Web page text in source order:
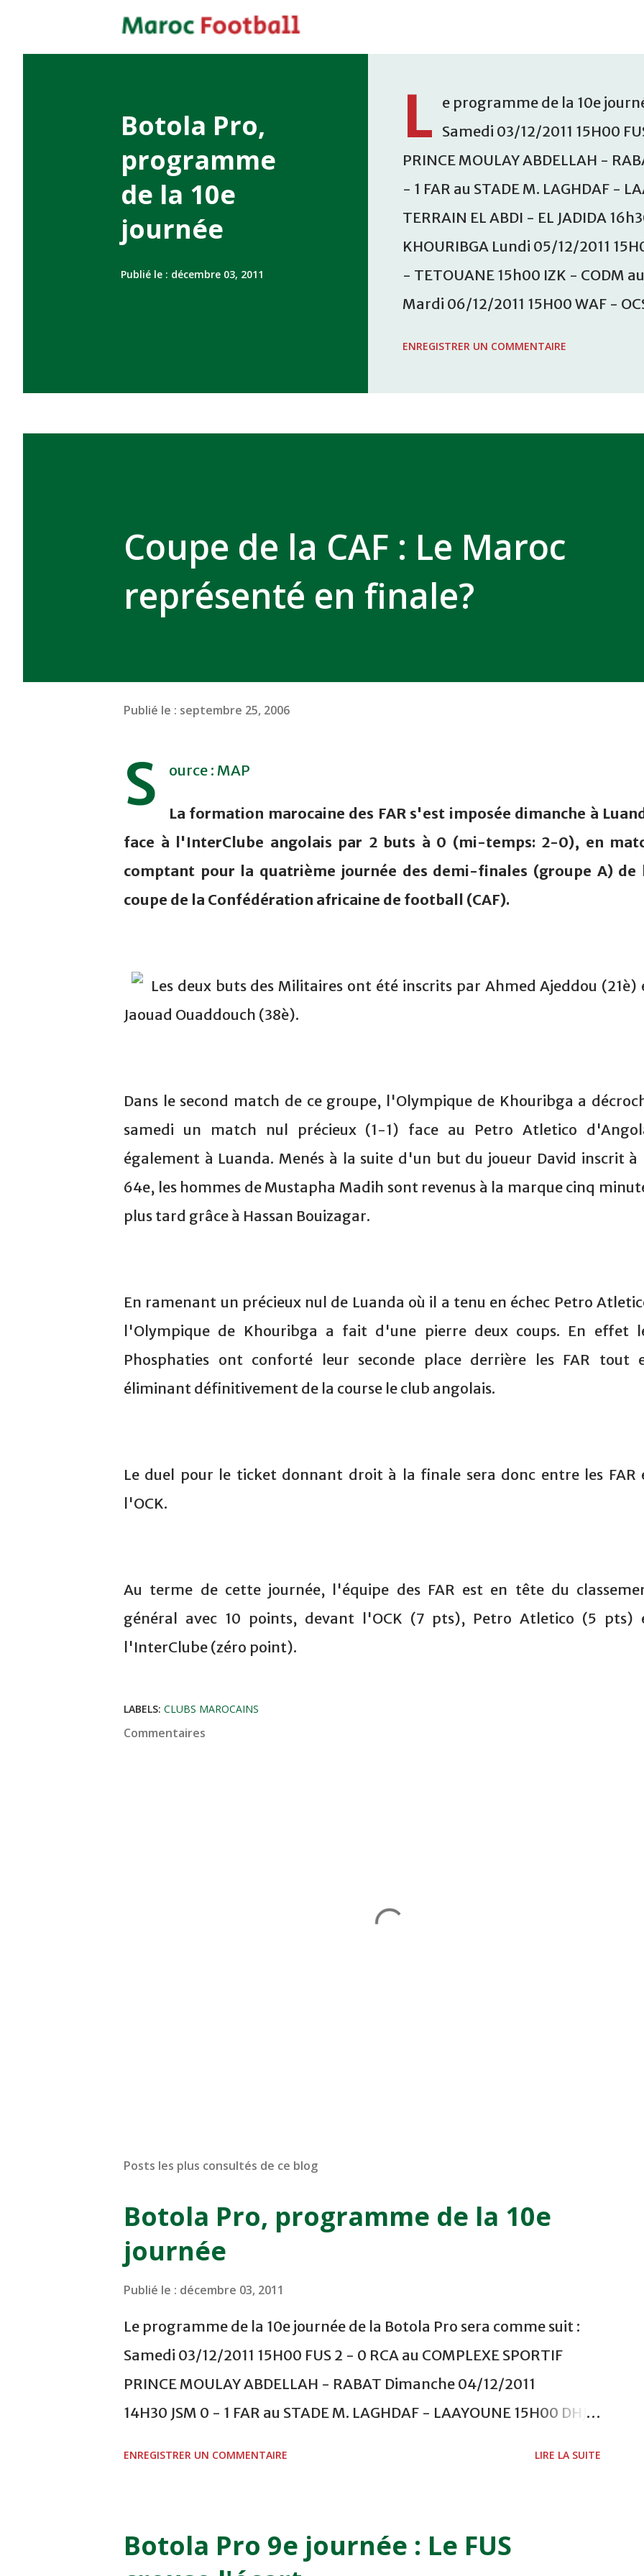
Botola Pro,
programme
de la 10e
journée
Publié le : décembre 03, 2011
L e programme de la 10e
Samedi 03/12/2011 15H00
PRINCE MOULAY ABDELLAH -
- 1 FAR au STADE M. LAGHDAF -
TERRAIN EL ABDI - EL JADIDA
KHOURIBGA Lundi 05/12/2011
- TETOUANE 15h00 IZK - CODM
Mardi 06/12/2011 15H00 WAF -
ENREGISTRER UN COMMENTAIRE
Coupe de la CAF : Le Maroc
représenté en finale?
Publié le : septembre 25, 2006
S ource : MAP
La formation marocaine des FAR s'est imposée dimanche à
face à l'InterClube angolais par 2 buts à 0 (mi-temps: 2-0), en
comptant pour la quatrième journée des demi-finales (groupe A) de
coupe de la Confédération africaine de football (CAF).
Les deux buts des Militaires ont été inscrits par Ahmed Ajeddou (21è)
Jaouad Ouaddouch (38è).
Dans le second match de ce groupe, l'Olympique de Khouribga a
samedi un match nul précieux (1-1) face au Petro Atletico
également à Luanda. Menés à la suite d'un but du joueur David inscrit à
64e, les hommes de Mustapha Madih sont revenus à la marque cinq
plus tard grâce à Hassan Bouizagar.
En ramenant un précieux nul de Luanda où il a tenu en échec Petro
l'Olympique de Khouribga a fait d'une pierre deux coups. En effet
Phosphaties ont conforté leur seconde place derrière les FAR tout
éliminant définitivement de la course le club angolais.
Le duel pour le ticket donnant droit à la finale sera donc entre les FAR
l'OCK.
Au terme de cette journée, l'équipe des FAR est en tête du
général avec 10 points, devant l'OCK (7 pts), Petro Atletico (5 pts)
l'InterClube (zéro point).
LABELS: CLUBS MAROCAINS
Commentaires
Posts les plus consultés de ce blog
Botola Pro, programme de la 10e
journée
Publié le : décembre 03, 2011
Le programme de la 10e journée de la Botola Pro sera comme suit :
Samedi 03/12/2011 15H00 FUS 2 - 0 RCA au COMPLEXE SPORTIF
PRINCE MOULAY ABDELLAH - RABAT Dimanche 04/12/2011
14H30 JSM 0 - 1 FAR au STADE M. LAGHDAF - LAAYOUNE 15H00 DHJ 0
COMPLEXE SPORTIF DE FES - FES WAC - MAS Reporté pour cause de
ENREGISTRER UN COMMENTAIRE LIRE LA SUITE
Botola Pro 9e journée : Le FUS